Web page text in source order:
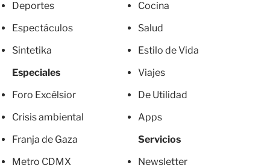
Deportes
Espectáculos
Sintetika
Especiales
Foro Excélsior
Crisis ambiental
Franja de Gaza
Metro CDMX
Cocina
Salud
Estilo de Vida
Viajes
De Utilidad
Apps
Servicios
Newsletter